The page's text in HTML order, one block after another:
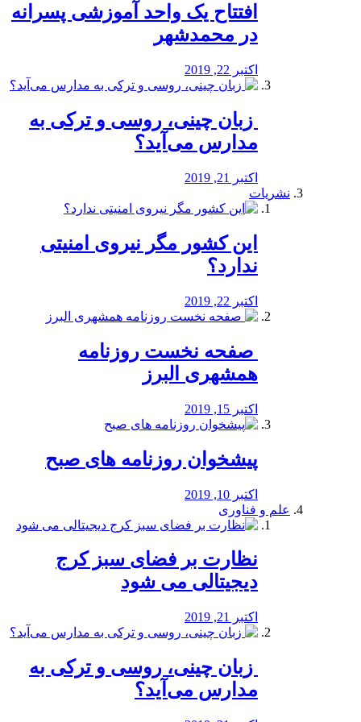
افتتاح یک واحد آموزشی پسرانه
در محمدشهر
اکتبر 22, 2019
️ زبان چینی، روسی و ترکی به
مدارس می‌آید؟
اکتبر 21, 2019
نشریات
این کشور مگر نیروی امنیتی
ندارد؟
اکتبر 22, 2019
️ صفحه نخست روزنامه‌
همشهری البرز
اکتبر 15, 2019
پیشخوان روزنامه های صبح
اکتبر 10, 2019
علم و فناوری
نظارت بر فضای سبز کرج
دیجیتالی می شود
اکتبر 21, 2019
️ زبان چینی، روسی و ترکی به
مدارس می‌آید؟